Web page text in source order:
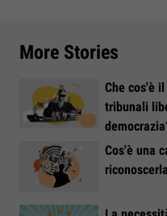
More Stories
Che cos'è
tribunali
Cos'è una